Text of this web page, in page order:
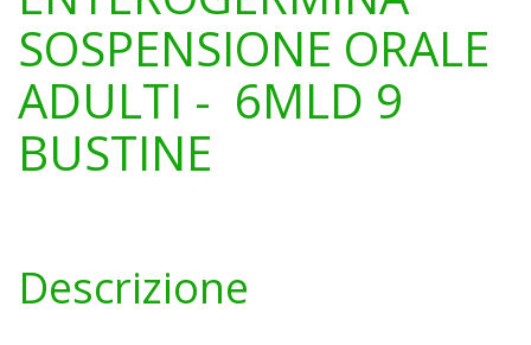
SOSPENSIONE ORALE
ADULTI - 6MLD 9
BUSTINE
Descrizione